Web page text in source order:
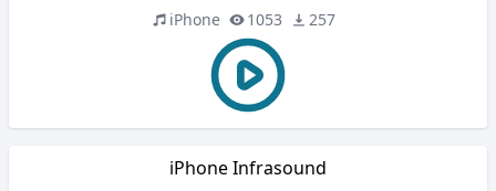
iPhone 1053 257
iPhone Infrasound